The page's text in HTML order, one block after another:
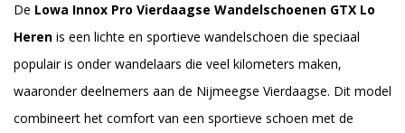
De Lowa Innox Pro Vierdaagse Wandelschoenen GTX Lo
Heren is een lichte en sportieve wandelschoen die speciaal
populair is onder wandelaars die veel kilometers maken,
waaronder deelnemers aan de Nijmeegse Vierdaagse. Dit model
combineert het comfort van een sportieve schoen met de